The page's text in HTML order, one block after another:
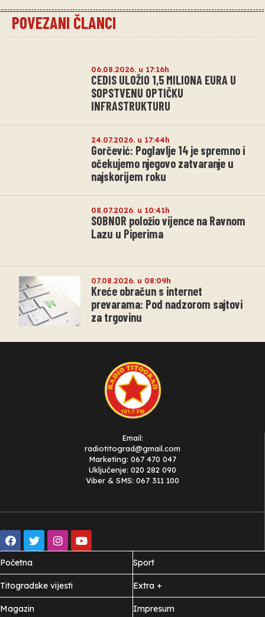
POVEZANI ČLANCI
06.08.2026. u 17:16h
CEDIS ULOŽIO 1,5 MILIONA EURA U
SOPSTVENU OPTIČKU
INFRASTRUKTURU
24.07.2026. u 17:44h
Gorčević: Poglavlje 14 je spremno i
očekujemo njegovo zatvaranje u
najskorijem roku
08.07.2026. u 10:41h
SOBNOR položio vijence na Ravnom
Lazu u Piperima
07.08.2026. u 08:09h
Kreće obračun s internet
prevarama: Pod nadzorom sajtovi
za trgovinu
Email:
radiotitograd@gmail.com
Marketing: 067 470 047
Uključenje: 020 282 090
Viber & SMS: 067 311 100
Početna
Titogradske vijesti
Magazin
Sport
Extra +
Impresum